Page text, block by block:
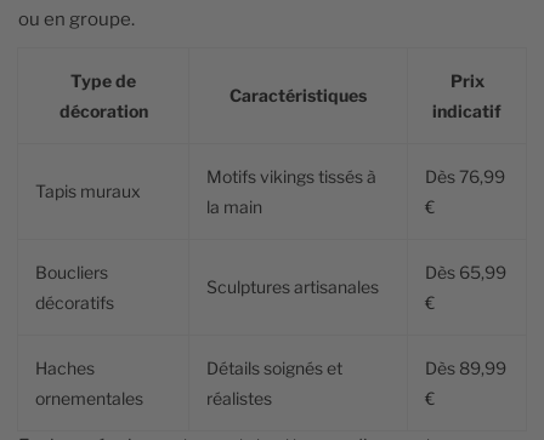
ou en groupe.
Type de
décoration
Caractéristiques
Prix
indicatif
Tapis muraux
Motifs vikings tissés à
la main
Dès 76,99
€
Boucliers
décoratifs
Sculptures artisanales
Dès 65,99
€
Haches
ornementales
Détails soignés et
réalistes
Dès 89,99
€